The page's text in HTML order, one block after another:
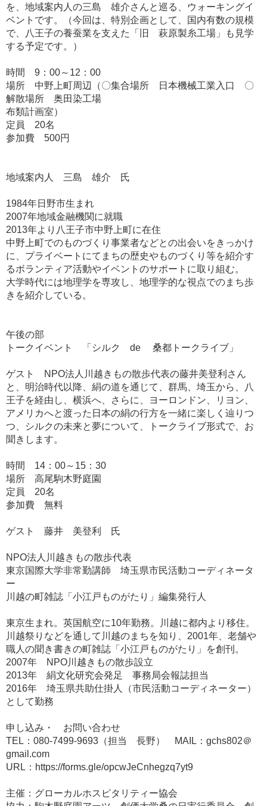
を、地域案内人の三島 雄介さんと巡る、ウォーキングイ
ベントです。（今回は、特別企画として、国内有数の規模
で、八王子の養蚕業を支えた「旧 萩原製糸工場」も見学
する予定です。）
時間 9：00～12：00
場所 中野上町周辺（〇集合場所 日本機械工業入口 〇
解散場所 奥田染工場
布類計画室）
定員 20名
参加費 500円
地域案内人 三島 雄介 氏
1984年日野市生まれ
2007年地域金融機関に就職
2013年より八王子市中野上町に在住
中野上町でのものづくり事業者などとの出会いをきっかけ
に、プライベートにてまちの歴史やものづくり等を紹介す
るボランティア活動やイベントのサポートに取り組む。
大学時代には地理学を専攻し、地理学的な視点でのまち歩
きを紹介している。
午後の部
トークイベント 「シルク de 桑都トークライブ」
ゲスト NPO法人川越きもの散歩代表の藤井美登利さん
と、明治時代以降、絹の道を通じて、群馬、埼玉から、八
王子を経由し、横浜へ、さらに、ヨーロンドン、リヨン、
アメリカへと渡った日本の絹の行方を一緒に楽しく辿りつ
つ、シルクの未来と夢について、トークライブ形式で、お
聞きします。
時間 14：00～15：30
場所 高尾駒木野庭園
定員 20名
参加費 無料
ゲスト 藤井 美登利 氏
NPO法人川越きもの散歩代表
東京国際大学非常勤講師 埼玉県市民活動コーディネータ
ー
川越の町雑誌「小江戸ものがたり」編集発行人
東京生まれ。英国航空に10年勤務。川越に都内より移住。
川越祭りなどを通して川越のまちを知り、2001年、老舗や
職人の聞き書きの町雑誌「小江戸ものがたり」を創刊。
2007年 NPO川越きもの散歩設立
2013年 絹文化研究会発足 事務局会報誌担当
2016年 埼玉県共助仕掛人（市民活動コーディネーター）
として勤務
申し込み・ お問い合わせ
TEL：080‐7499‐9693（担当 長野） MAIL：gchs802＠
gmail.com
URL：https://forms.gle/opcwJeCnhegzq7yt9
主催：グローカルホスピタリティー協会